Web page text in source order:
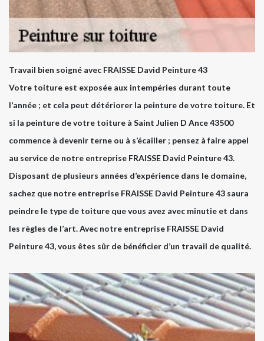
Travail bien soigné avec FRAISSE David Peinture 43
Votre toiture est exposée aux intempéries durant toute
l’année ; et cela peut détériorer la peinture de votre toiture. Et
si la peinture de votre toiture à Saint Julien D Ance 43500
commence à devenir terne ou à s’écailler ; pensez à faire appel
au service de notre entreprise FRAISSE David Peinture 43.
Disposant de plusieurs années d’expérience dans le domaine,
sachez que notre entreprise FRAISSE David Peinture 43 saura
peindre le type de toiture que vous avez avec minutie et dans
les règles de l’art. Avec notre entreprise FRAISSE David
Peinture 43, vous êtes sûr de bénéficier d’un travail de qualité.